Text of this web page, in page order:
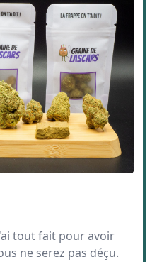
tout fait pour avoir
ne serez pas déçu.